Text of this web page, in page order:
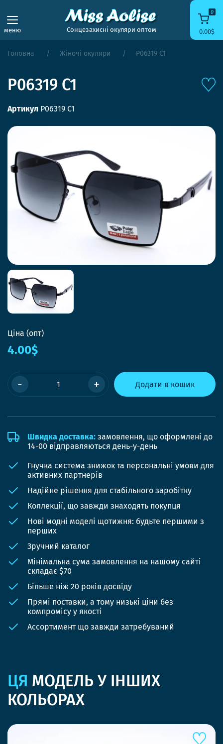
меню Сонцезахисні окуляри оптом
0
0.00$
Головна Жіночі окуляри P06319 C1
P06319 C1
Артикул P06319 C1
Ціна (опт)
4.00$
- + Додати в кошик
Швидка доставка: замовлення, що оформлені до
14-00 відправляються день-у-день
Гнучка система знижок та персональні умови для
активних партнерів
Надійне рішення для стабільного заробітку
Коллекції, що завжди знаходять покупця
Нові модні моделі щотижня: будьте першими з
перших
Зручний каталог
Мінімальна сума замовлення на нашому сайті
складає $70
Більше ніж 20 років досвіду
Прямі поставки, а тому низькі ціни без
компромісу у якості
Ассортимент що завжди затребуваний
ЦЯ МОДЕЛЬ У ІНШИХ
КОЛЬОРАХ